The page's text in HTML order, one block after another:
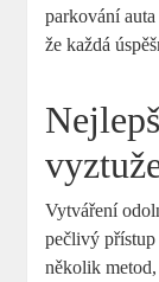
parkování
že každá
Vytváření
pečlivý
několik